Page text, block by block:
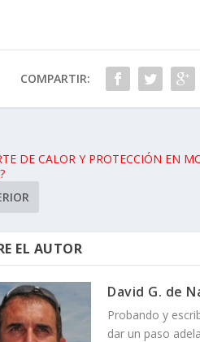
COMPARTIR:
DE CALOR Y PROTECCIÓN EN
EL AUTOR
David G. de
Probando y
dar un paso